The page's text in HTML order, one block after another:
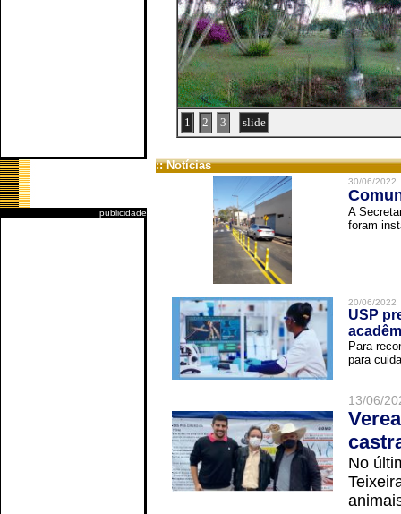
publicidade
1 2 3 slide
:: Notícias
30/06/2022
A
foram
20/06/2022
USP
Para
para
13/06/
No